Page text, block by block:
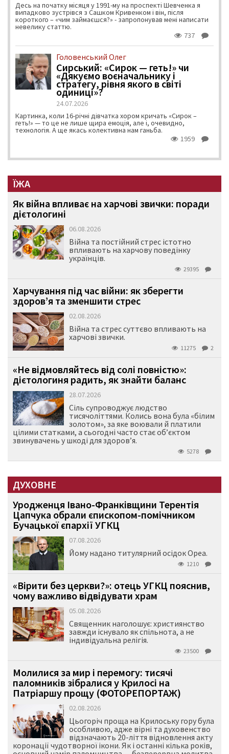
Десь на початку місяця у 1991-му на проспекті Шевченка я
випадково зустрівся з Сашком Кривенком і він, після
короткого – «чим займаєшся?» - запропонував мені написати
невелику статтю.
737
Головенський Олег
Сирський: «Сирок — геть!» чи
«Дякуємо воєначальнику і
стратегу, рівня якого в світі
одиниці»?
24.07.2026
Картинка, коли 16-річні дівчатка хором кричать «Сирок –
геть!» — то це не лише щира емоція, але і, очевидно,
технологія. А ще якась колективна нам ганьба.
1959
ЇЖА
Як війна впливає на харчові звички: поради
дієтологині
06.08.2026
Війна та постійний стрес істотно
впливають на харчову поведінку
українців.
29395
Харчування під час війни: як зберегти
здоров’я та зменшити стрес
02.08.2026
Війна та стрес суттєво впливають на
харчові звички.
11275 2
«Не відмовляйтесь від солі повністю»:
дієтологиня радить, як знайти баланс
28.07.2026
Сіль супроводжує людство
тисячоліттями. Колись вона була «білим
золотом», за яке воювали й платили
цілими статками, а сьогодні часто стає об’єктом
звинувачень у шкоді для здоров’я.
5278
ДУХОВНЕ
Уродженця Івано-Франківщини Терентія
Цапчука обрали єпископом-помічником
Бучацької єпархії УГКЦ
07.08.2026
Йому надано титулярний осідок Ореа.
1210
«Вірити без церкви?»: отець УГКЦ пояснив,
чому важливо відвідувати храм
05.08.2026
Священник наголошує: християнство
завжди існувало як спільнота, а не
індивідуальна релігія.
23500
Молилися за мир і перемогу: тисячі
паломників зібралися у Крилосі на
Патріаршу прощу (ФОТОРЕПОРТАЖ)
02.08.2026
Цьогоріч проща на Крилоську гору була
особливою, адже вірні та духовенство
відзначають 20-ліття відновлення акту
коронації чудотворної ікони. Як і останні кілька років,